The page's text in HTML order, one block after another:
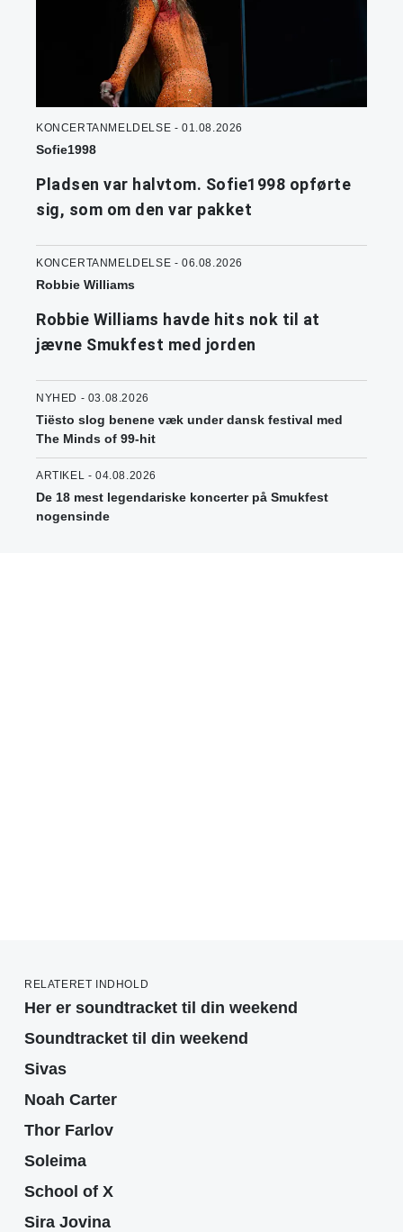
KONCERTANMELDELSE - 01.08.2026
Sofie1998
Pladsen var halvtom. Sofie1998 opførte
sig, som om den var pakket
KONCERTANMELDELSE - 06.08.2026
Robbie Williams
Robbie Williams havde hits nok til at
jævne Smukfest med jorden
NYHED - 03.08.2026
Tiësto slog benene væk under dansk festival med
The Minds of 99-hit
ARTIKEL - 04.08.2026
De 18 mest legendariske koncerter på Smukfest
nogensinde
RELATERET INDHOLD
Her er soundtracket til din weekend
Soundtracket til din weekend
Sivas
Noah Carter
Thor Farlov
Soleima
School of X
Sira Jovina